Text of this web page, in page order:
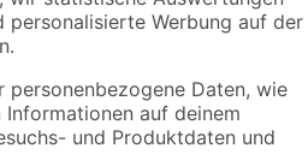
Parkscheibe mit 5
2, 59 €